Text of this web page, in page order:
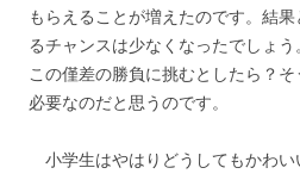
もらえることが増えたのです。結
るチャンスは少なくなったでしょ
この僅差の勝負に挑むとしたら？
必要なのだと思うのです。
小学生はやはりどうしてもかわい